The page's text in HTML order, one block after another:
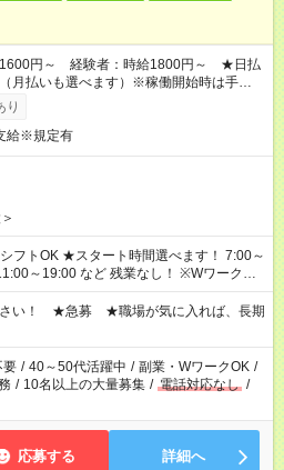
1600円～ 経験者：時給1800円～ ★日払
月払いも選べます）※稼働開始時は手続き
なります。
り
給※規定有
選べます！ 7:00～
19:00 など 残業なし！ ※Wワークの
わせ週40時間超の就業はご案内できませ
20時間以上勤務は社会保険への加入対象
遣法（日雇い派遣の原則禁止）により、
はご案内が難しい場合があります
さい！ ★急募 ★職場が気に入れば、長期
要 / 40～50代活躍中 / 副業・WワークOK /
/ 10名以上の大量募集 / 電話対応なし /
応募する 詳細へ